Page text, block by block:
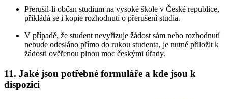
Přerušil-li občan studium na vysoké škole v České republice,
přikládá se i kopie rozhodnutí o přerušení studia.
V případě, že student nevyřizuje žádost sám nebo rozhodnutí
nebude odesláno přímo do rukou studenta, je nutné přiložit k
žádosti ověřenou plnou moc českými úřady.
11. Jaké jsou potřebné formuláře a kde jsou k
dispozici